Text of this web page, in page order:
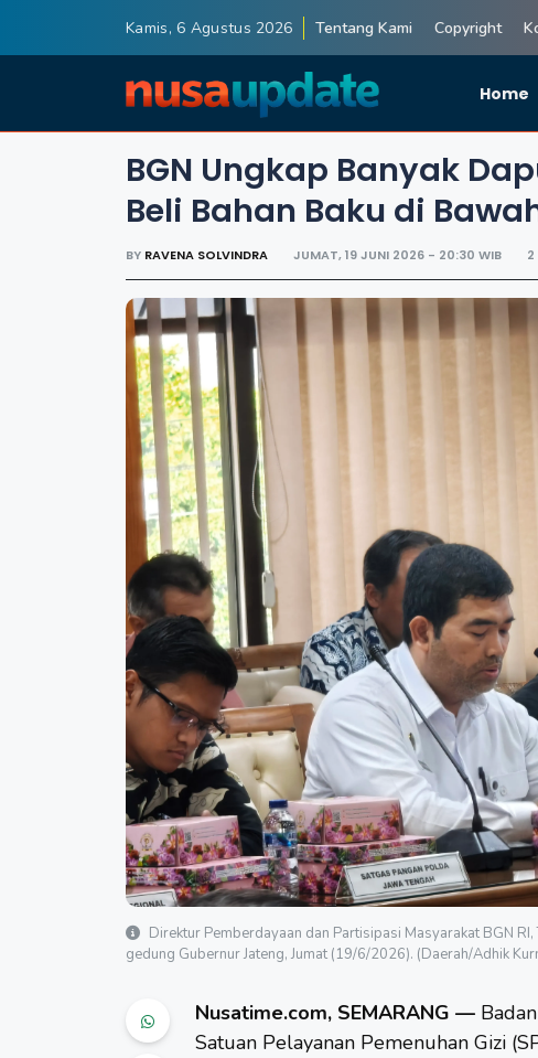
Kamis, 6 Agustus 2026 Tentang Kami Copyright
Home
BGN Ungkap Banyak
Beli Bahan Baku di
BY RAVENA SOLVINDRA JUMAT, 19 JUNI 2026 - 20:30 WIB 2
Direktur Pemberdayaan dan Partisipasi Masyarakat BGN
gedung Gubernur Jateng, Jumat (19/6/2026). (Daerah/Adhik
Nusatime.com, SEMARANG —
Satuan Pelayanan Pemenuhan Gizi